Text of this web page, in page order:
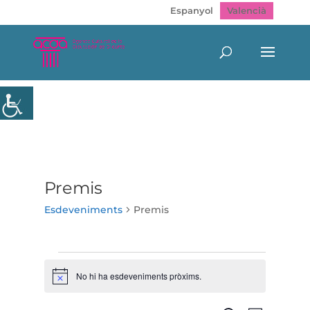
Espanyol Valencià
Premis
Esdeveniments Premis
Avís No hi ha esdeveniments pròxims.